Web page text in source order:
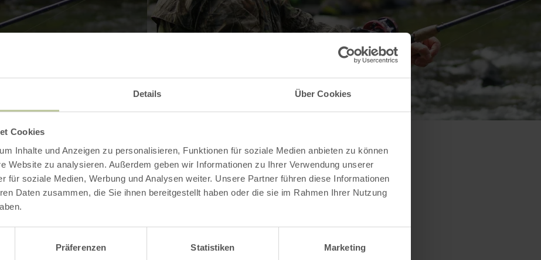
Details Über Cookies
Cookies
Inhalte und Anzeigen zu personalisieren, Funktionen für soziale Medien anbieten zu können
Website zu analysieren. Außerdem geben wir Informationen zu Ihrer Verwendung unserer
für soziale Medien, Werbung und Analysen weiter. Unsere Partner führen diese Informationen
Daten zusammen, die Sie ihnen bereitgestellt haben oder die sie im Rahmen Ihrer Nutzung
Präferenzen Statistiken Marketing
Kontakt